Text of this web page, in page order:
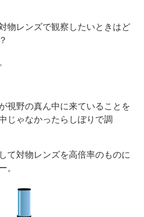
物レンズで観察したいときはど
視野の真ん中に来ていることを
じゃなかったらしぼりで調
て対物レンズを高倍率のものに
。